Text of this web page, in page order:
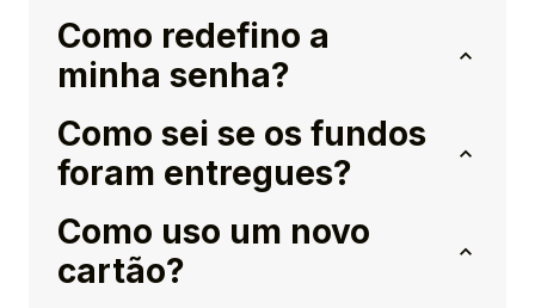
Como redefino a
minha senha?
Como sei se os fundos
foram entregues?
Como uso um novo
cartão?